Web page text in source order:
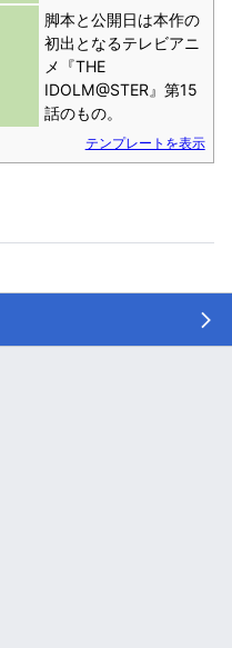
脚本と公開日は本作の
初出となるテレビアニ
メ『THE
IDOLM@STER』第15
話のもの。
テンプレートを表示